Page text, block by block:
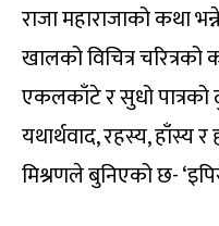
राजा महाराजाको कथा
खालको विचित्र
एकलकाँटे र सुधो पात्रको
यथार्थवाद, रहस्य, हाँस्य
मिश्रणले बुनिएको छ-